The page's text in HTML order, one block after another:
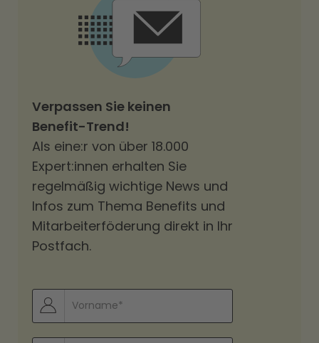
Verpassen Sie keinen
Benefit-Trend!
Als eine:r von über 18.000
Expert:innen erhalten Sie
regelmäßig wichtige News und
Infos zum Thema Benefits und
Mitarbeiterföderung direkt in Ihr
Postfach.